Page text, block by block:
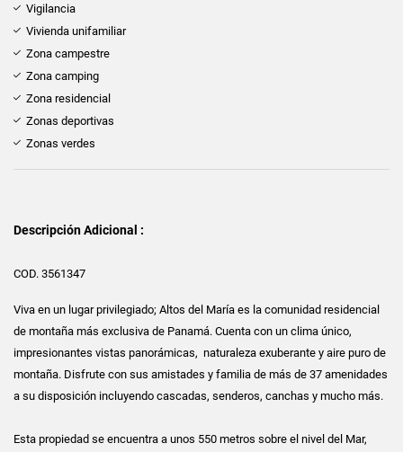
Vigilancia
Vivienda unifamiliar
Zona campestre
Zona camping
Zona residencial
Zonas deportivas
Zonas verdes
Descripción Adicional :
COD. 3561347
Viva en un lugar privilegiado; Altos del María es la comunidad residencial
de montaña más exclusiva de Panamá. Cuenta con un clima único,
impresionantes vistas panorámicas, naturaleza exuberante y aire puro de
montaña. Disfrute con sus amistades y familia de más de 37 amenidades
a su disposición incluyendo cascadas, senderos, canchas y mucho más.
Esta propiedad se encuentra a unos 550 metros sobre el nivel del Mar,